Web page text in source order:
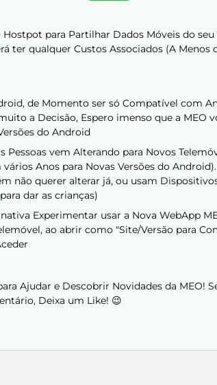
para Partilhar Dados Móveis do
ter qualquer Custos Associados (A Menos
de Momento ser só Compatível com
a Decisão, Espero imenso que a MEO
do Android
Pessoas vem Alterando para Novos
Anos para Novas Versões do
não querer alterar já, ou usam
dar as crianças)
Experimentar usar a Nova WebApp
ao abrir como "Site/Versão para
Ajudar e Descobrir Novidades da MEO!
Deixa um Like! 😉